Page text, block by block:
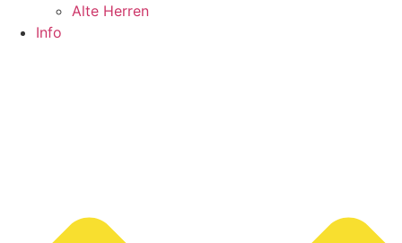
Alte Herren
Info